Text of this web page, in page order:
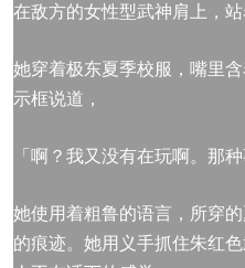
在敌方的女性型武神肩上，站
她穿着极东夏季校服，嘴里
示框说道，
「啊？我又没有在玩啊。那
她使用着粗鲁的语言，所穿
的痕迹。她用义手抓住朱红